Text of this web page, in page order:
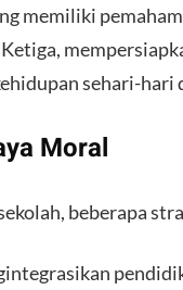
memiliki
sehari-hari
Moral
beberapa